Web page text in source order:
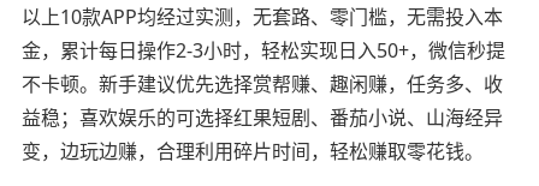
以上10款APP均经过实测，无套路、零门槛，无需投入本
金，累计每日操作2-3小时，轻松实现日入50+，微信秒提
不卡顿。新手建议优先选择赏帮赚、趣闲赚，任务多、收
益稳；喜欢娱乐的可选择红果短剧、番茄小说、山海经异
变，边玩边赚，合理利用碎片时间，轻松赚取零花钱。